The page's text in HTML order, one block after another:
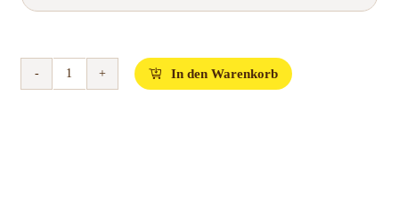
In den Warenkorb